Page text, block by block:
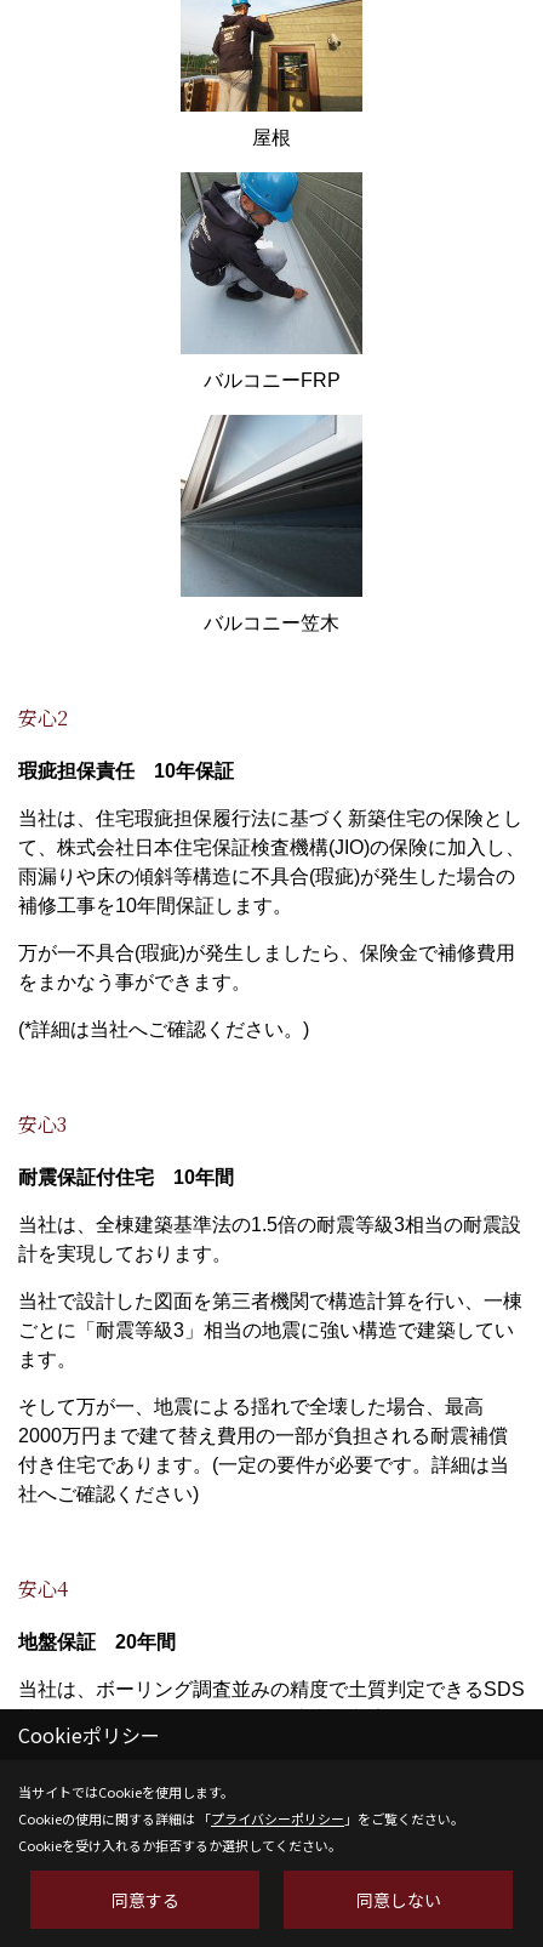
屋根
バルコニーFRP
バルコニー笠木
安心2
瑕疵担保責任 10年保証
当社は、住宅瑕疵担保履行法に基づく新築住宅の保険とし
て、株式会社日本住宅保証検査機構(JIO)の保険に加入し、
雨漏りや床の傾斜等構造に不具合(瑕疵)が発生した場合の
補修工事を10年間保証します。
万が一不具合(瑕疵)が発生しましたら、保険金で補修費用
をまかなう事ができます。
(*詳細は当社へご確認ください。)
安心3
耐震保証付住宅 10年間
当社は、全棟建築基準法の1.5倍の耐震等級3相当の耐震設
計を実現しております。
当社で設計した図面を第三者機関で構造計算を行い、一棟
ごとに「耐震等級3」相当の地震に強い構造で建築してい
ます。
そして万が一、地震による揺れで全壊した場合、最高
2000万円まで建て替え費用の一部が負担される耐震補償
付き住宅であります。(一定の要件が必要です。詳細は当
社へご確認ください)
安心4
地盤保証 20年間
当社は、ボーリング調査並みの精度で土質判定できるSDS
為、地盤事故の低減に貢献すると共に、良質地盤で杭を打
ストダウンにもつながります。
*従来の一般的な調査方法であるSWS(スウェーデン式サウ
質についてはあくまでも調査する機械のロッドに伝わる感
Cookieポリシー
当サイトではCookieを使用します。
Cookieの使用に関する詳細は 「プライバシーポリシー 」をご覧ください。
Cookieを受け入れるか拒否するか選択してください。
同意する 同意しない